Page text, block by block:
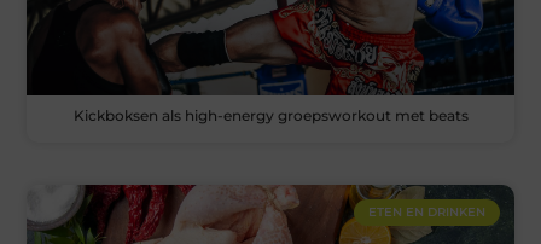
Kickboksen als high-energy groepsworkout met beats
ETEN EN DRINKEN